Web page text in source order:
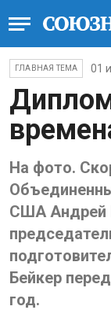
ГЛАВНАЯ ТЕМА 01
На фото.
США Андрей
Бейкер
год.